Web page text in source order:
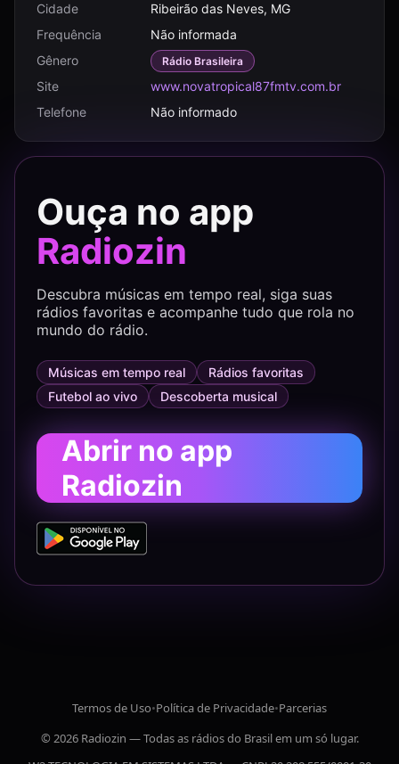
Cidade
Ribeirão das Neves, MG
Frequência
Não informada
Gênero
Rádio Brasileira
Site
www.novatropical87fmtv.com.br
Telefone
Não informado
Ouça no app
Radiozin
Descubra músicas em tempo real, siga suas
rádios favoritas e acompanhe tudo que rola no
mundo do rádio.
Músicas em tempo real
Rádios favoritas
Futebol ao vivo
Descoberta musical
Abrir no app
Radiozin
Termos de Uso•Política de Privacidade•Parcerias
© 2026 Radiozin — Todas as rádios do Brasil em um só lugar.